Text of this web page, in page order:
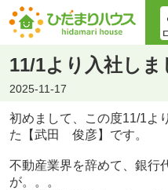
11/1より入社しま
2025-11-17
初めまして、この度11/1よ
た【武田 俊彦】です。
不動産業界を辞めて、銀行
が。。。